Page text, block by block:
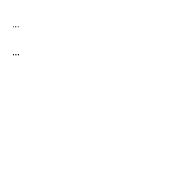
...
...